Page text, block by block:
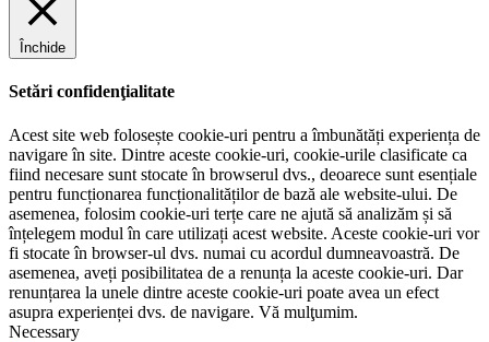
Închide
Setări confidenţialitate
Acest site web folosește cookie-uri pentru a îmbunătăți experiența de
navigare în site. Dintre aceste cookie-uri, cookie-urile clasificate ca
fiind necesare sunt stocate în browserul dvs., deoarece sunt esențiale
pentru funcționarea funcționalităților de bază ale website-ului. De
asemenea, folosim cookie-uri terțe care ne ajută să analizăm și să
înțelegem modul în care utilizați acest website. Aceste cookie-uri vor
fi stocate în browser-ul dvs. numai cu acordul dumneavoastră. De
asemenea, aveți posibilitatea de a renunța la aceste cookie-uri. Dar
renunțarea la unele dintre aceste cookie-uri poate avea un efect
asupra experienței dvs. de navigare. Vă mulţumim.
Necessary